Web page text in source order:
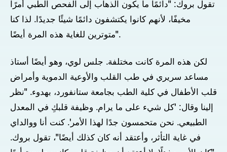
تقول بروك: "دائمًا ما يكون الذهاب إلى الفحص الطبي أمرًا
مخيفًا، لأنهم كانوا يكتشفون دائمًا شيئًا جديدًا. لذا كنا
متوترين للغاية هذه المرة أيضًا".
لكن هذه المرة كانت مختلفة. جلس لوي، وهو أيضًا أستاذ
مساعد سريري في طب القلب والأوعية الدموية وأمراض
قلب الأطفال في كلية الطب بجامعة ستانفورد، بهدوء. "نظر
إلينا وقال: 'كل شيء على ما يرام. وظيفة قلبكِ في المعدل
الطبيعي. نحن متحمسون جدًا لهذا الأمر'. كنت أنا ووالداي
في غاية التأثر، وأعتقد أنه كان كذلك أيضًا"، تقول بروك.